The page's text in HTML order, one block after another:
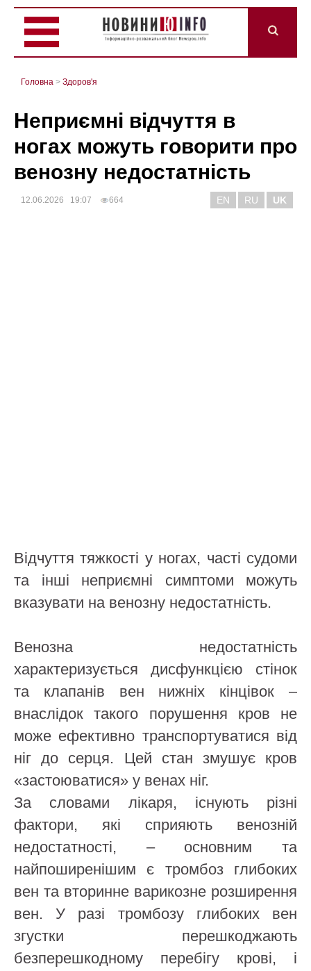
Головна > Здоров'я
Неприємні відчуття в
ногах можуть говорити про
венозну недостатність
12.06.2026 19:07 664 EN RU UK
Відчуття тяжкості у ногах, часті судоми
та інші неприємні симптоми можуть
вказувати на венозну недостатність.
Венозна недостатність
характеризується дисфункцією стінок
та клапанів вен нижніх кінцівок –
внаслідок такого порушення кров не
може ефективно транспортуватися від
ніг до серця. Цей стан змушує кров
«застоюватися» у венах ніг.
За словами лікаря, існують різні
фактори, які сприяють венозній
недостатності, – основним та
найпоширенішим є тромбоз глибоких
вен та вторинне варикозне розширення
вен. У разі тромбозу глибоких вен
згустки перешкоджають
безперешкодному перебігу крові, і